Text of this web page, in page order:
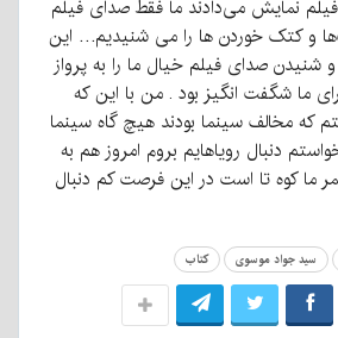
نمایش می‌دادند ما فقط صدای فیلم
و کتک خوردن ها را می شنیدیم… این
و شنیدن صدای فیلم خیال ما را به پرواز
ما شگفت انگیز بود . من با این که
که مخالف سینما بودند هیچ گاه سینما
دنبال رویاهایم بروم امروز هم به
ما کوه تا است در این فرصت کم دنبال
سید جواد موسوی کتاب